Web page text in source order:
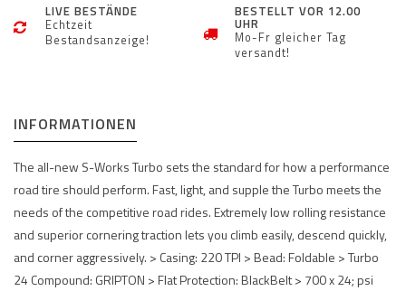
LIVE BESTÄNDE
Echtzeit
Bestandsanzeige!
BESTELLT VOR 12.00
UHR
Mo-Fr gleicher Tag
versandt!
INFORMATIONEN
The all-new S-Works Turbo sets the standard for how a performance
road tire should perform. Fast, light, and supple the Turbo meets the
needs of the competitive road rides. Extremely low rolling resistance
and superior cornering traction lets you climb easily, descend quickly,
and corner aggressively. > Casing: 220 TPI > Bead: Foldable > Turbo
24 Compound: GRIPTON > Flat Protection: BlackBelt > 700 x 24; psi